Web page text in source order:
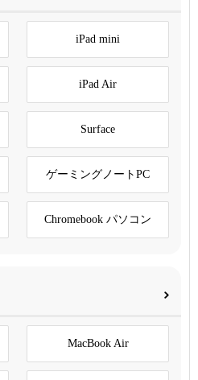
iPad mini
iPad Air
Surface
ゲーミングノートPC
Chromebook パソコン
MacBook Air